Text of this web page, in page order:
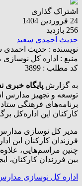
اشتراک گذاری
24 فروردین 1404
256 بازدید
حدیث احمدی سعید
نویسنده : حدیث احمدی
منبع : اداره کل
کد مطلب : 3899
به گزارش پایگاه خبری
توسعه و تجهیز مدارس
برنامه‌های فرهنگی
کارکنان این اداره‌کل
مدیر کل نوسازی
فرزندان کارکنان این
چنین مراسم‌هایی،
بین فرزندان کارکنان،
اداره کل نوسازی